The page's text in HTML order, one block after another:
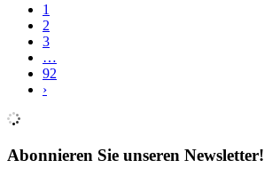
1
2
3
…
92
›
Abonnieren Sie unseren Newsletter!